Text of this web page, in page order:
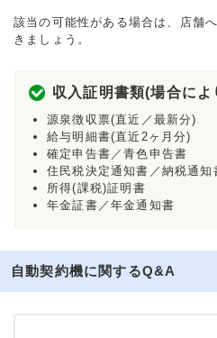
該当の可能性がある場合は、店舗
きましょう。
収入証明書類(場合によ
源泉徴収票(直近／最新分)
給与明細書(直近2ヶ月分)
確定申告書／青色申告書
住民税決定通知書／納税通知
所得(課税)証明書
年金証書／年金通知書
自動契約機に関するQ&A